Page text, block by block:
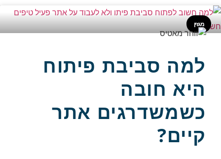
מגזין
למה סביבת פיתוח
היא חובה
כשמשדרגים אתר
קיים?